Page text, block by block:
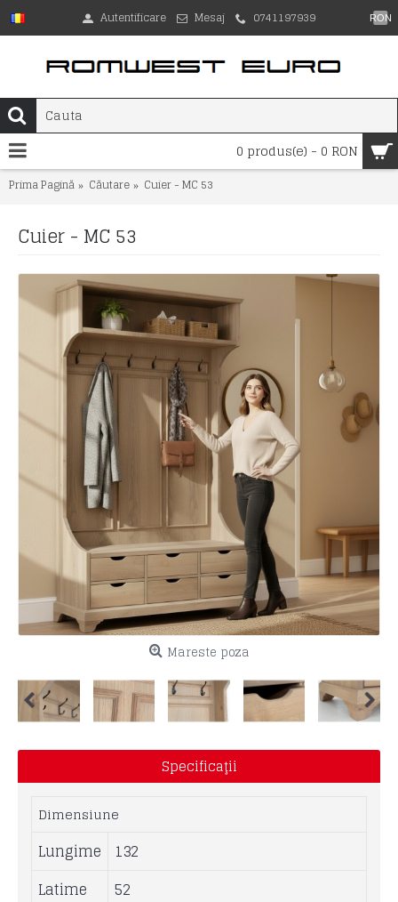
RON
Autentificare Mesaj 0741197939
0 produs(e) - 0 RON
Prima Pagină Căutare Cuier - MC 53
Cuier - MC 53
Mareste poza
Specificaţii
Dimensiune
Lungime
132
Latime
52